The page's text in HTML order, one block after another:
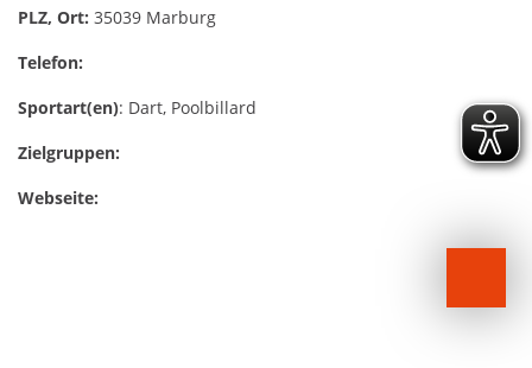
PLZ, Ort: 35039 Marburg
Telefon:
Sportart(en): Dart, Poolbillard
Zielgruppen:
Webseite: